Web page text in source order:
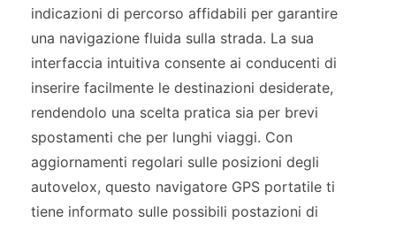
indicazioni di percorso affidabili per garantire
una navigazione fluida sulla strada. La sua
interfaccia intuitiva consente ai conducenti di
inserire facilmente le destinazioni desiderate,
rendendolo una scelta pratica sia per brevi
spostamenti che per lunghi viaggi. Con
aggiornamenti regolari sulle posizioni degli
autovelox, questo navigatore GPS portatile ti
tiene informato sulle possibili postazioni di